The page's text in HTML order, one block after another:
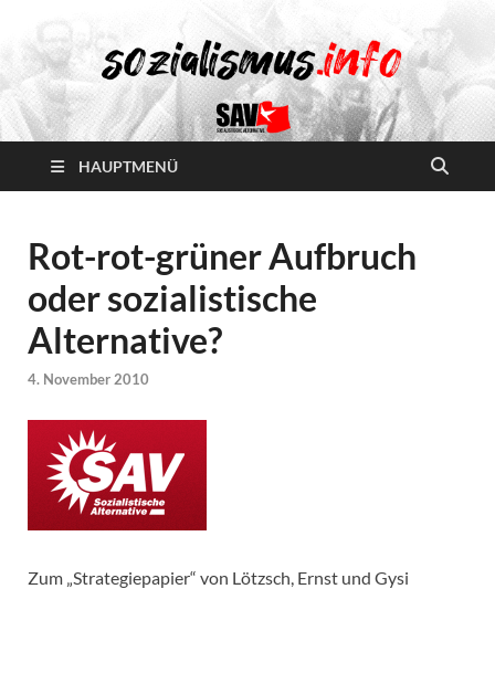
HAUPTMENÜ
Rot-rot-grüner Aufbruch
oder sozialistische
Alternative?
4. November 2010
Zum „Strategiepapier“ von Lötzsch, Ernst und Gysi